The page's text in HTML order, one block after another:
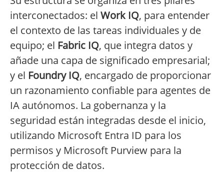
interconectados: el Work IQ, para entender
el contexto de las tareas individuales y de
equipo; el Fabric IQ, que integra datos y
añade una capa de significado empresarial;
y el Foundry IQ, encargado de proporcionar
un razonamiento confiable para agentes de
IA autónomos. La gobernanza y la
seguridad están integradas desde el inicio,
utilizando Microsoft Entra ID para los
permisos y Microsoft Purview para la
protección de datos.